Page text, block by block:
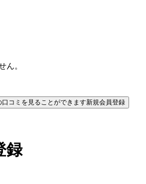
ん。
コミを見ることができます新規会員登録
録